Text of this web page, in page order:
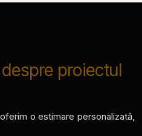
proiectul
o estimare personalizată,